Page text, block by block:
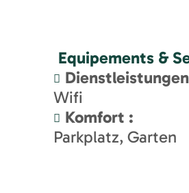
Equipements &
Dienstleistungen
Wifi
Komfort :
Parkplatz Garten